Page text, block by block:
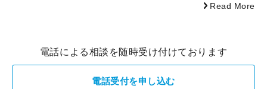
Read More
電話による相談を随時受け付けております
電話受付を申し込む